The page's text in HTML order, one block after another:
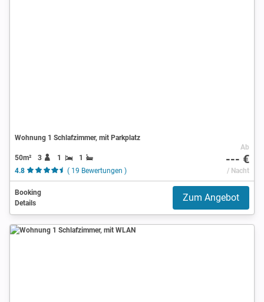
Wohnung 1 Schlafzimmer, mit Parkplatz
50m² 3 1
1
4.8
( 19 Bewertungen )
Ab
--- €
/ Nacht
Booking
Details
Zum Angebot